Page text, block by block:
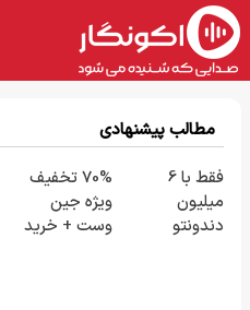
مطالب پیشنهادی
فقط با 6
میلیون
دندونتو
70% تخفیف
ویژه جین
وست + خرید